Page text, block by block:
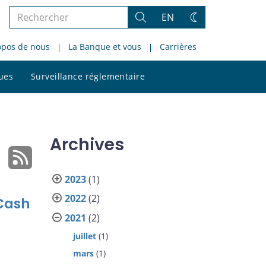
Rechercher
le
site
Rechercher
EN
Changez
thème
de nous La Banque et vous Carrières
Surveillance réglementaire
le
Archives
2023(1)
2022(2)
2021 (2)
juillet (1)
mars (1)